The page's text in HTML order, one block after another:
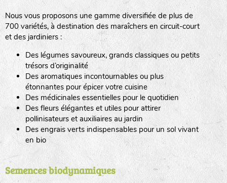
Nous vous proposons une gamme diversifiée de plus de
700 variétés, à destination des maraîchers en circuit-court
et des jardiniers :
Des légumes savoureux, grands classiques ou petits
trésors d’originalité
Des aromatiques incontournables ou plus
étonnantes pour épicer votre cuisine
Des médicinales essentielles pour le quotidien
Des fleurs élégantes et utiles pour attirer
pollinisateurs et auxiliaires au jardin
Des engrais verts indispensables pour un sol vivant
en bio
Semences biodynamiques
tas de compost
fleurs
animaux domestiques
animaux sauvages